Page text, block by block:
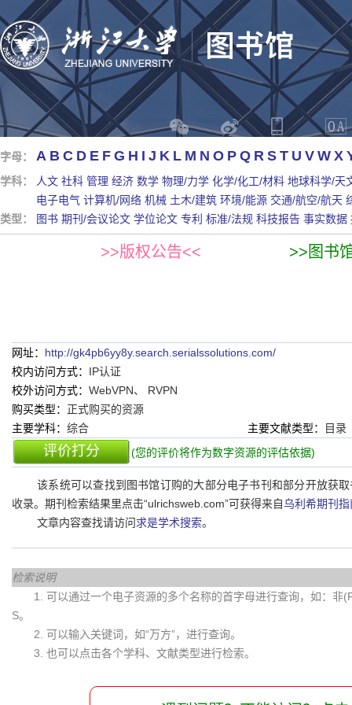
字母： A B C D E F G H I J K L M N O P Q R S T U V W X
学科： 人文 社科 管理 经济 数学 物理/力学 化学/化工/材料 地球科学/天
电子电气 计算机/网络 机械 土木/建筑 环境/能源 交通/航空/航天
类型：
图书 期刊/会议论文 学位论文 专利 标准/法规 科技报告 事实数据
>>版权公告<< >>图书
网址： http://gk4pb6yy8y.search.serialssolutions.com/
校内访问方式： IP认证
校外访问方式： WebVPN、 RVPN
购买类型： 正式购买的资源
主要学科： 综合 主要文献类型： 目录
评价打分 (您的评价将作为数字资源的评估依据)
该系统可以查找到图书馆订购的大部分电子书刊和部分开放获
收录。期刊检索结果里点击“ulrichsweb.com”可获得来自乌利希期刊指
文章内容查找请访问求是学术搜索。
检索说明
1. 可以通过一个电子资源的多个名称的首字母进行查询，如：
S。
2. 可以输入关键词，如“万方”，进行查询。
3. 也可以点击各个学科、文献类型进行检索。